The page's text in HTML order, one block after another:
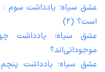
عشق سیاه؛ یادداشت سوم
است؟ (۲)
عشق سیاه؛ یادداشت
موجوداتی‌اند؟
عشق سیاه؛ یادداشت